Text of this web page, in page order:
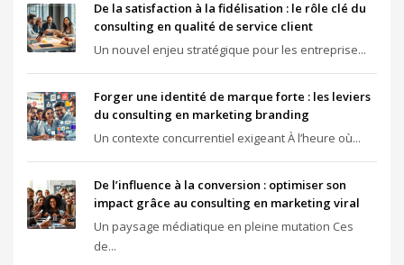
De la satisfaction à la fidélisation : le rôle clé du
consulting en qualité de service client
Un nouvel enjeu stratégique pour les entreprise...
Forger une identité de marque forte : les leviers
du consulting en marketing branding
Un contexte concurrentiel exigeant À l’heure où...
De l’influence à la conversion : optimiser son
impact grâce au consulting en marketing viral
Un paysage médiatique en pleine mutation Ces
de...